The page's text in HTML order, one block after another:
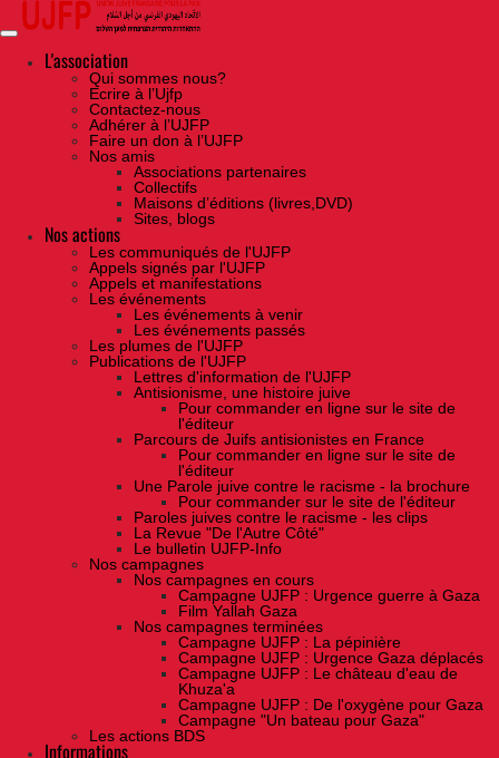
Skip
the
contentL'association
Qui sommes nous?
Ecrire à l’Ujfp
Contactez-nous
Adhérer à l’UJFP
Faire un don à l’UJFP
Nos amis
Associations partenaires
Collectifs
Maisons d’éditions (livres,DVD)
Sites, blogs
Nos actions
Les communiqués de l'UJFP
Appels signés par l'UJFP
Appels et manifestations
Les événements
Les événements à venir
Les événements passés
Les plumes de l'UJFP
Publications de l'UJFP
Lettres d'information de l'UJFP
Antisionisme, une histoire juive
Pour commander en ligne sur le site de
l'éditeur
Parcours de Juifs antisionistes en France
Pour commander en ligne sur le site de
l'éditeur
Une Parole juive contre le racisme - la brochure
Pour commander sur le site de l'éditeur
Paroles juives contre le racisme - les clips
La Revue "De l'Autre Côté"
Le bulletin UJFP-Info
Nos campagnes
Nos campagnes en cours
Campagne UJFP : Urgence guerre à Gaza
Film Yallah Gaza
Nos campagnes terminées
Campagne UJFP : La pépinière
Campagne UJFP : Urgence Gaza déplacés
Campagne UJFP : Le château d'eau de
Khuza'a
Campagne UJFP : De l'oxygène pour Gaza
Campagne "Un bateau pour Gaza"
Les actions BDS
Informations